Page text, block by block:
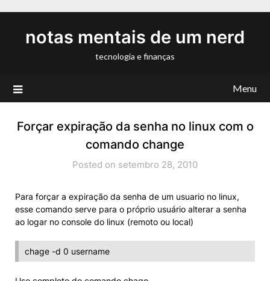
contentnotas mentais de um nerd
tecnologia e finanças
Menu
Forçar expiração da senha no linux com o
comando change
Posted on setembro 28, 2010
Para forçar a expiração da senha de um usuario no linux,
esse comando serve para o próprio usuário alterar a senha
ao logar no console do linux (remoto ou local)
chage -d 0 username